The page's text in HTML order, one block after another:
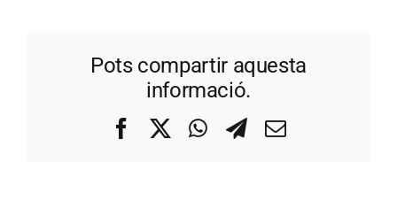
Pots compartir aquesta
informació.
FacebookWhatsApp
Telegram
Correo